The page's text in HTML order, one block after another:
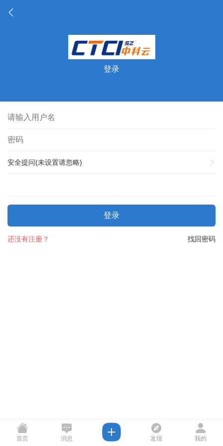
登录
安全提问(未设置请忽略)
登录
找回密码
还没有注册？
首页 消息 发现 我的